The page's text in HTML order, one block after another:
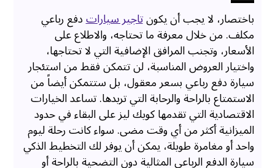
باختصار، لا يجب أن يكونتاجير سياراتدفع رباعي
مكلف. من خلال معرفة ما تحتاجه، والاطلاع على
الأسعار، وتجنب المرافق الإضافية التي لا تحتاجها،
واختيار العروض المناسبة، لن تتمكن فقط من استئجار
سيارة دفع رباعي بسعر معقول، بل ستتمكن أيضاً من
الاستمتاع بالراحة والرحابة التي تريدها. تساعد الخيارات
الاقتصادية التي تقدمها كويك ليز على البقاء في حدود
الميزانية أكثر من أي وقت مضى. سواء كانت رحلة ليوم
واحد أو مغامرة طويلة، يمكن أن يوفر لك التخطيط الذكي
سيارة الدفع الرباعي المثالية دون التضحية بالراحة أو